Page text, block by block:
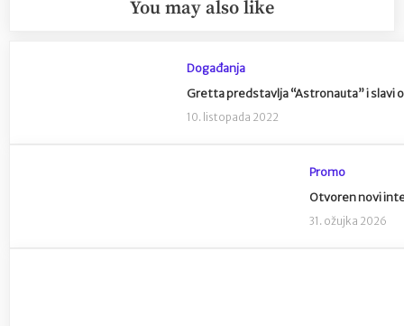
You may also like
Događanja
Gretta predstavlja “Astronauta” i slavi
10. listopada 2022
Promo
Otvoren novi
31. ožujka 2026